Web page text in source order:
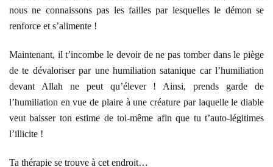
nous ne connaissons pas les failles par lesquelles le démon se
renforce et s’alimente !
Maintenant, il t’incombe le devoir de ne pas tomber dans le piège
de te dévaloriser par une humiliation satanique car l’humiliation
devant Allah ne peut qu’élever ! Ainsi, prends garde de
l’humiliation en vue de plaire à une créature par laquelle le diable
veut baisser ton estime de toi-même afin que tu t’auto-légitimes
l’illicite !
Ta thérapie se trouve à cet endroit…